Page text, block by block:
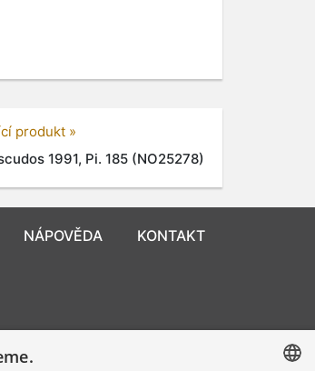
produkt »
1991, Pi. 185 (NO25278)
NÁPOVĚDA KONTAKT